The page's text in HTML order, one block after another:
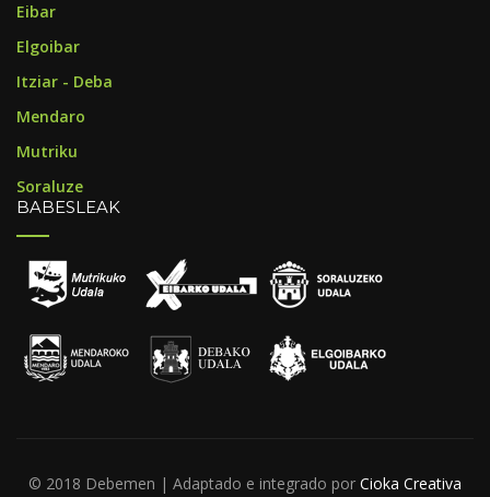
Eibar
Elgoibar
Itziar - Deba
Mendaro
Mutriku
Soraluze
BABESLEAK
© 2018 Debemen | Adaptado e integrado por Cioka Creativa